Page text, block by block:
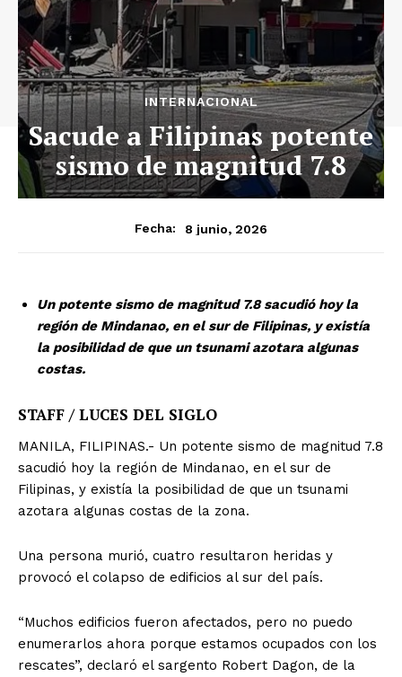
INTERNACIONAL
Sacude a Filipinas potente
sismo de magnitud 7.8
Fecha: 8 junio, 2026
Un potente sismo de magnitud 7.8 sacudió hoy la
región de Mindanao, en el sur de Filipinas, y existía
la posibilidad de que un tsunami azotara algunas
costas.
STAFF / LUCES DEL SIGLO
MANILA, FILIPINAS.- Un potente sismo de magnitud 7.8
sacudió hoy la región de Mindanao, en el sur de
Filipinas, y existía la posibilidad de que un tsunami
azotara algunas costas de la zona.
Una persona murió, cuatro resultaron heridas y
provocó el colapso de edificios al sur del país.
“Muchos edificios fueron afectados, pero no puedo
enumerarlos ahora porque estamos ocupados con los
rescates”, declaró el sargento Robert Dagon, de la